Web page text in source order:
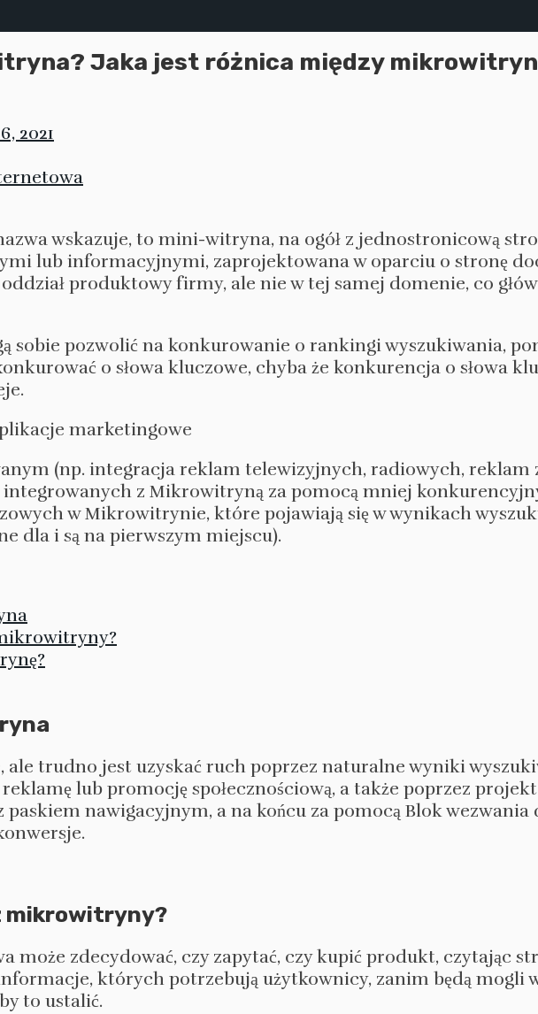
Jaka jest różnica między
2021
wskazuje, to mini-witryna, na ogół z jednostronicową
lub informacyjnymi, zaprojektowana w oparciu o stronę
oddział produktowy firmy, ale nie w tej samej domenie, co
sobie pozwolić na konkurowanie o rankingi wyszukiwania,
o słowa kluczowe, chyba że konkurencja o słowa
marketingowe
(np. integracja reklam telewizyjnych, radiowych, reklam
z Mikrowitryną za pomocą mniej
w Mikrowitrynie, które pojawiają się w wynikach
dla i są na pierwszym miejscu).
ale trudno jest uzyskać ruch poprzez naturalne wyniki
lub promocję społecznościową, a także poprzez
paskiem nawigacyjnym, a na końcu za pomocą Blok wezwania
mikrowitryny?
może zdecydować, czy zapytać, czy kupić produkt, czytając
których potrzebują użytkownicy, zanim będą mogli
to ustalić.